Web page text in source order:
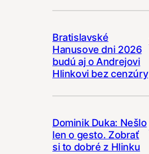
Bratislavské
Hanusove dni 2026
budú aj o Andrejovi
Hlinkovi bez cenzúry
Dominik Duka: Nešlo
len o gesto. Zobrať
si to dobré z Hlinku